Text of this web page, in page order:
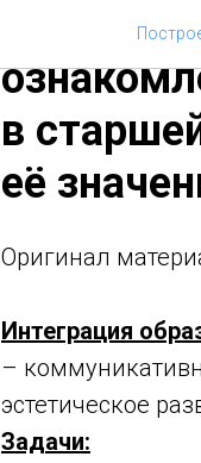
в
её
Оригинал
Интеграция
–
эстетическое
Задачи: